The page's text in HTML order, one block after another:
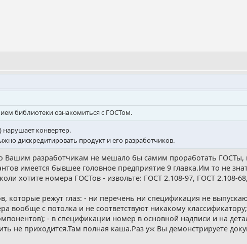
библиотеки ознакомиться с ГОСТом.
конвертер.
дискредитировать продукт и его разработчиков.
Вашим разработчикам не мешало бы самим проработать ГОСТы,
имеется бывшее головное предприятие 9 главка.Им то не
хотите номера ГОСТов - извольте: ГОСТ 2.108-97, ГОСТ 2.108-
которые режут глаз: - ни перечень ни спецификация не
с потолка и не соответствуют никакому классификатору;
- в спецификации номер в основной надписи и на
не приходится.Там полная каша.Раз уж Вы демонстрируете